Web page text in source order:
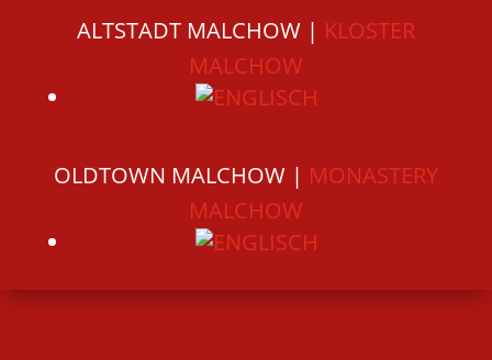
ALTSTADT MALCHOW | KLOSTER
MALCHOW
OLDTOWN MALCHOW | MONASTERY
MALCHOW